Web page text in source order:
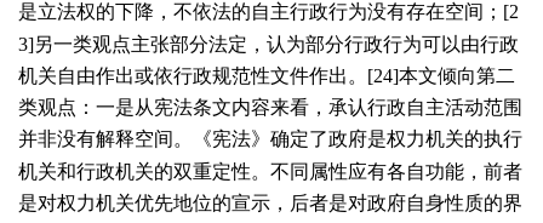
是立法权的下降，不依法的自主行政行为没有存在空间；[2
3]另一类观点主张部分法定，认为部分行政行为可以由行政
机关自由作出或依行政规范性文件作出。[24]本文倾向第二
类观点：一是从宪法条文内容来看，承认行政自主活动范围
并非没有解释空间。《宪法》确定了政府是权力机关的执行
机关和行政机关的双重定性。不同属性应有各自功能，前者
是对权力机关优先地位的宣示，后者是对政府自身性质的界